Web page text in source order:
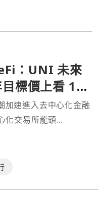
：UNI 未來
標價上看 100
加速進入去中心化金融
化交易所龍頭
一輪加密市⋯